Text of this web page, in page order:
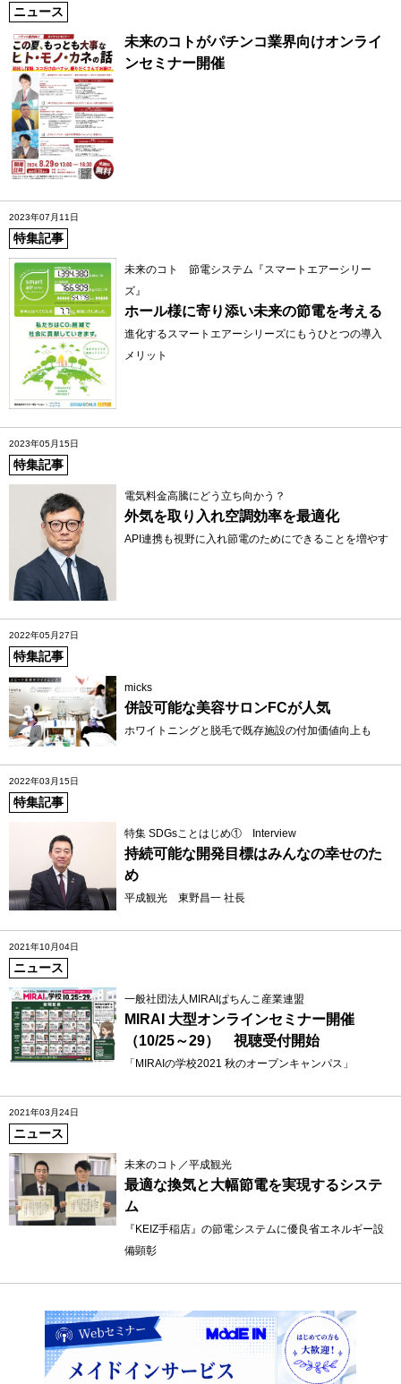
ニュース
未来のコトがパチンコ業界向けオンライ
ンセミナー開催
2023年07月11日
特集記事
未来のコト 節電システム『スマートエアーシリー
ズ』
ホール様に寄り添い未来の節電を考える
進化するスマートエアーシリーズにもうひとつの導入
メリット
2023年05月15日
特集記事
電気料金高騰にどう立ち向かう？
外気を取り入れ空調効率を最適化
API連携も視野に入れ節電のためにできることを増やす
2022年05月27日
特集記事
micks
併設可能な美容サロンFCが人気
ホワイトニングと脱毛で既存施設の付加価値向上も
2022年03月15日
特集記事
特集 SDGsことはじめ① Interview
持続可能な開発目標はみんなの幸せのた
め
平成観光 東野昌一 社長
2021年10月04日
ニュース
一般社団法人MIRAIぱちんこ産業連盟
MIRAI 大型オンラインセミナー開催
（10/25～29） 視聴受付開始
「MIRAIの学校2021 秋のオープンキャンパス」
2021年03月24日
ニュース
未来のコト／平成観光
最適な換気と大幅節電を実現するシステ
ム
『KEIZ手稲店』の節電システムに優良省エネルギー設
備顕彰